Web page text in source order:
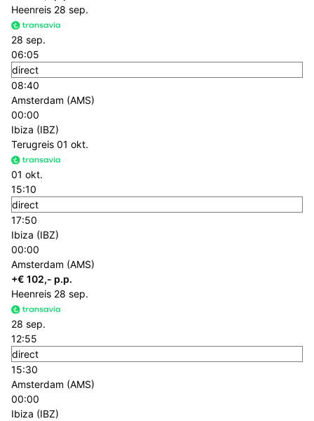
Heenreis 28 sep.
28 sep.
06:05
direct
08:40
Amsterdam (AMS)
00:00
Ibiza (IBZ)
Terugreis 01 okt.
01 okt.
15:10
direct
17:50
Ibiza (IBZ)
00:00
Amsterdam (AMS)
+€ 102,- p.p.
Heenreis 28 sep.
28 sep.
12:55
direct
15:30
Amsterdam (AMS)
00:00
Ibiza (IBZ)